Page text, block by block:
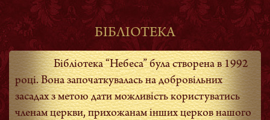
БІБЛІОТЕКА
Бібліотека “Небеса” була створена в 1992
році. Вона започаткувалась на добровільних
засадах з метою дати можливість користуватись
членам церкви, прихожанам інших церков нашого